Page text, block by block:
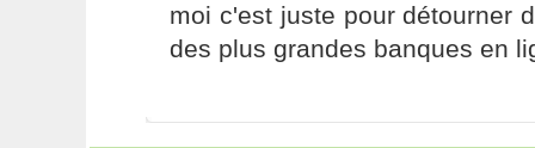
moi c'est juste pour détourner
des plus grandes banques en